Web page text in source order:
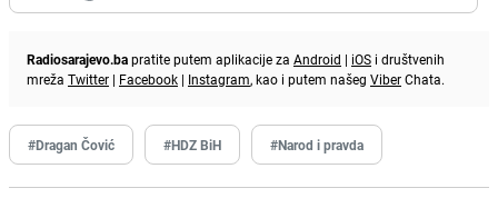
Radiosarajevo.bapratite putem aplikacije za Android | iOS i društvenih
mreža Twitter | Facebook | Instagram, kao i putem našeg ViberChata.
#Dragan Čović #HDZ BiH #Narod i pravda